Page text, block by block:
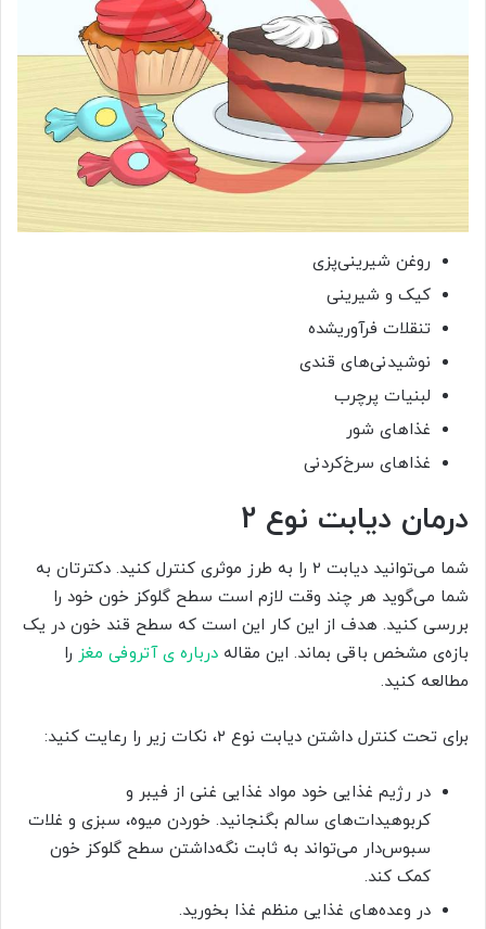
روغن شیرینی‌پزی
کیک و شیرینی
تنقلات فرآوریشده
نوشیدنی‌های قندی
لبنیات پرچرب
غذاهای شور
غذاهای سرخ‌کردنی
درمان دیابت نوع 2
شما می‌توانید دیابت ۲ را به طرز موثری کنترل کنید. دکترتان به
شما می‌گوید هر چند وقت لازم است سطح گلوکز خون خود را
بررسی کنید. هدف از این کار این است که سطح قند خون در یک
بازه‌ی مشخص باقی بماند. این مقاله درباره ی آتروفی مغز را
مطالعه کنید.
برای تحت کنترل داشتن دیابت نوع ۲، نکات زیر را رعایت کنید:
در رژیم غذایی خود موا‌د غذایی غنی از فیبر و
کربوهیدات‌های سالم بگنجانید. خوردن میوه، سبزی و غلات
سبوس‌دار می‌تواند به ثابت نگه‌داشتن سطح گلوکز خون
کمک کند.
در وعده‌های غذایی منظم غذا بخورید.